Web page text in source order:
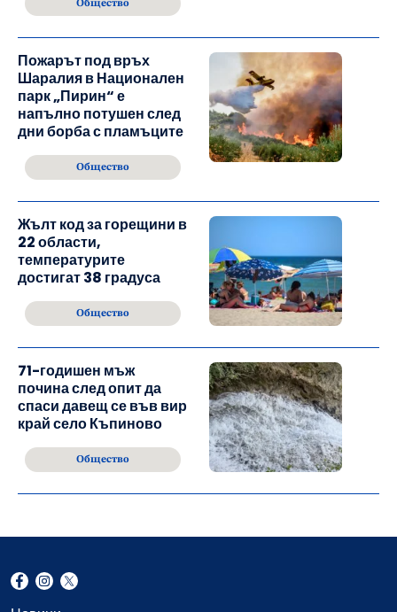
Общество
Пожарът под връх
Шаралия в Национален
парк „Пирин“ е
напълно потушен след
дни борба с пламъците
Общество
Жълт код за горещини в
22 области,
температурите
достигат 38 градуса
Общество
71-годишен мъж
почина след опит да
спаси давещ се във вир
край село Къпиново
Общество